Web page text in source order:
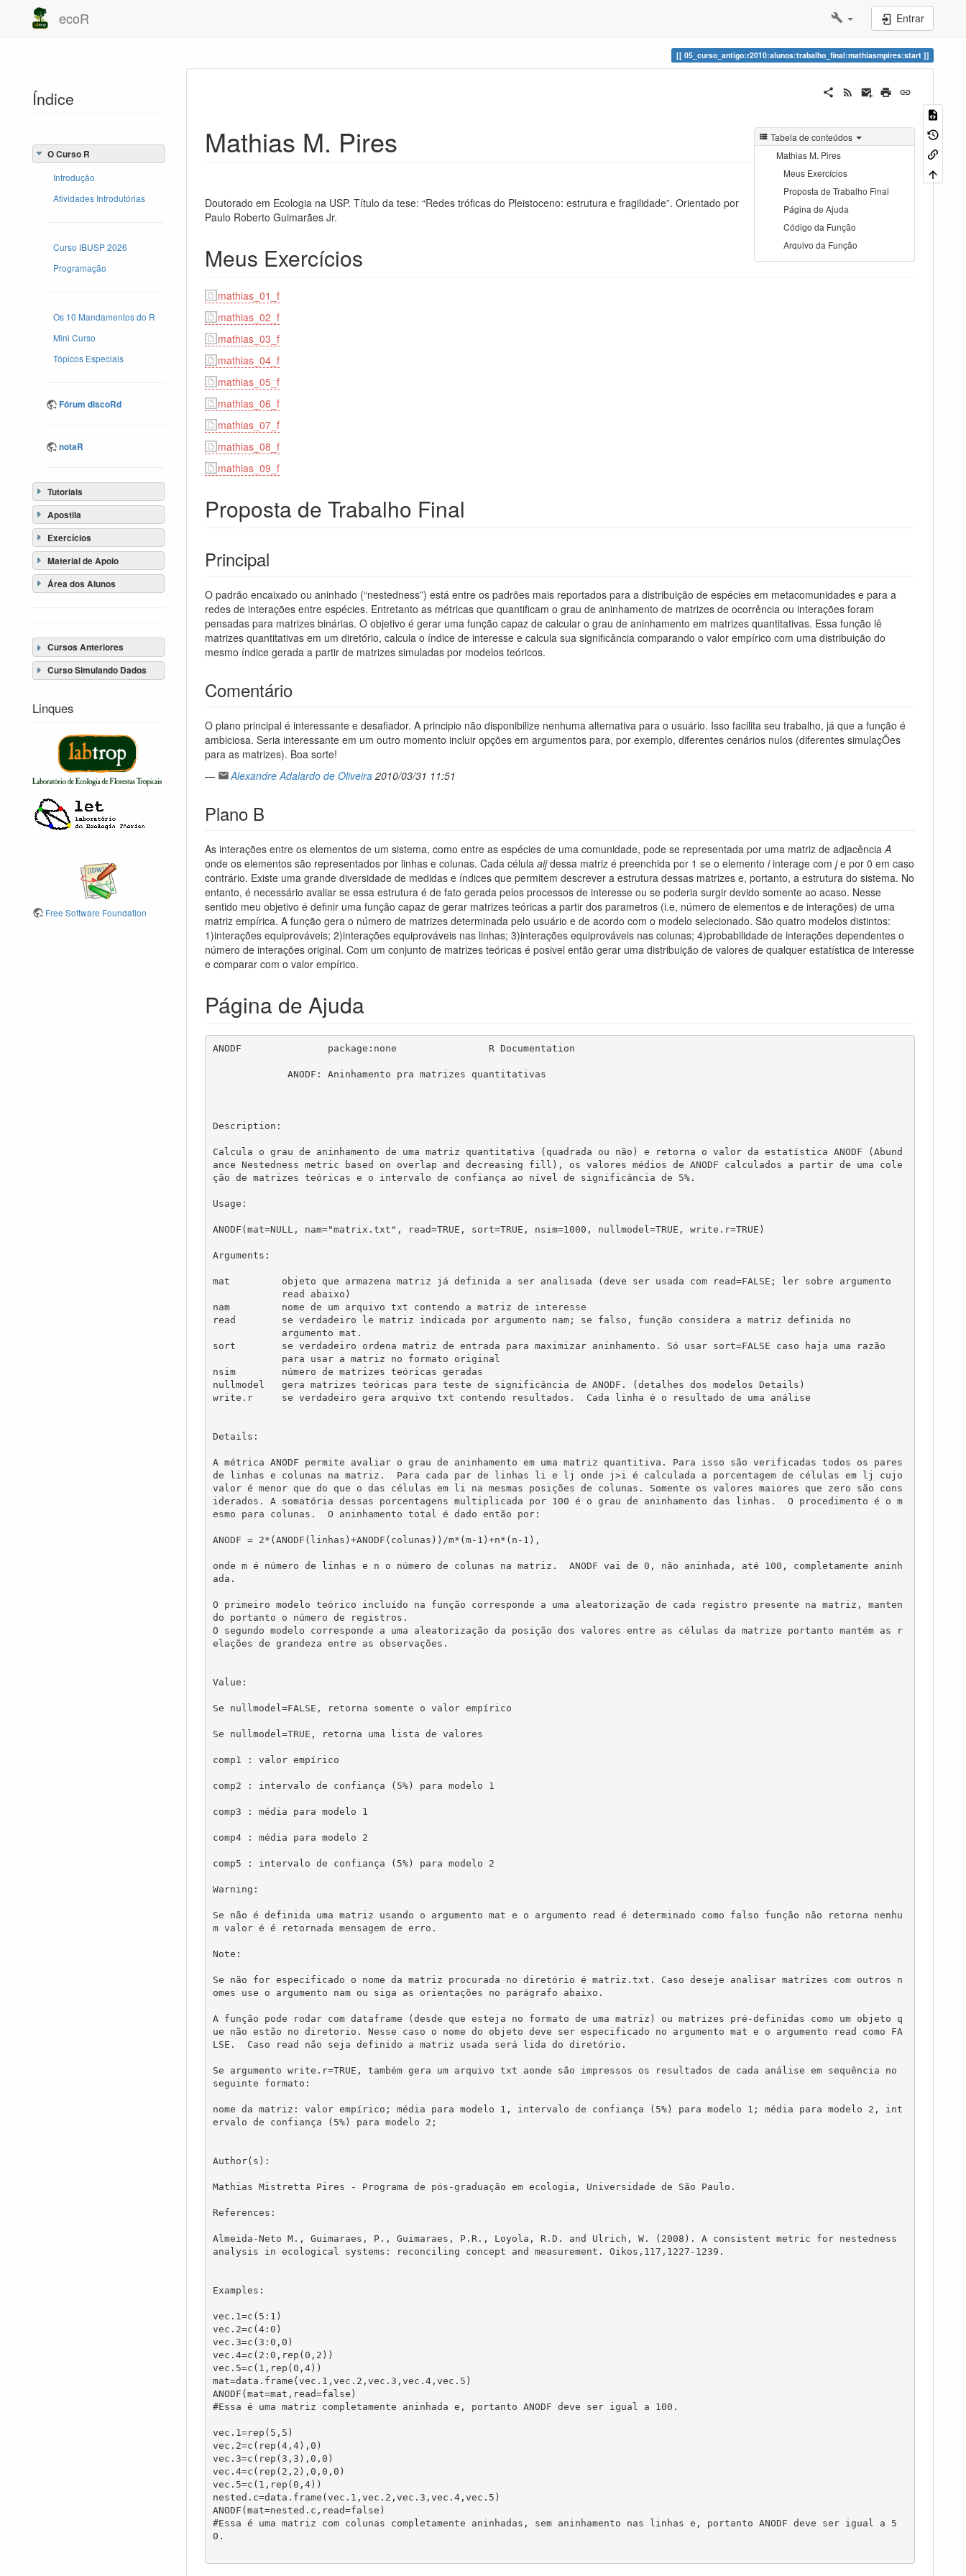
ecoR Entrar
05_curso_antigo:r2010:alunos:trabalho_final:mathiasmpires:start
Índice
O Curso R
Introdução
Atividades Introdutórias
Curso IBUSP 2026
Programação
Os 10 Mandamentos do R
Mini Curso
Tópicos Especiais
Fórum discoRd
notaR
Tutoriais
Apostila
Exercícios
Material de Apoio
Área dos Alunos
Cursos Anteriores
Curso Simulando Dados
Linques
Free Software Foundation
Tabela de conteúdos
Mathias M. Pires
Meus Exercícios
Proposta de Trabalho Final
Página de Ajuda
Código da Função
Arquivo da Função
Mathias M. Pires
Doutorado em Ecologia na USP. Título da tese: “Redes tróficas do Pleistoceno: estrutura e fragilidade”. Orientado por
Paulo Roberto Guimarães Jr.
Meus Exercícios
mathias_01_f
mathias_02_f
mathias_03_f
mathias_04_f
mathias_05_f
mathias_06_f
mathias_07_f
mathias_08_f
mathias_09_f
Proposta de Trabalho Final
Principal
O padrão encaixado ou aninhado (“nestedness”) está entre os padrões mais reportados para a distribuição de espécies em metacomunidades e para a
redes de interações entre espécies. Entretanto as métricas que quantificam o grau de aninhamento de matrizes de ocorrência ou interações foram
pensadas para matrizes binárias. O objetivo é gerar uma função capaz de calcular o grau de aninhamento em matrizes quantitativas. Essa função lê
matrizes quantitativas em um diretório, calcula o índice de interesse e calcula sua significância comparando o valor empírico com uma distribuição do
mesmo índice gerada a partir de matrizes simuladas por modelos teóricos.
Comentário
O plano principal é interessante e desafiador. A principio não disponibilize nenhuma alternativa para o usuário. Isso facilita seu trabalho, já que a função é
ambiciosa. Seria interessante em um outro momento incluir opções em argumentos para, por exemplo, diferentes cenários nulos (diferentes simulaçÕes
para as matrizes). Boa sorte!
—
Alexandre Adalardo de Oliveira 2010/03/31 11:51
Plano B
As interações entre os elementos de um sistema, como entre as espécies de uma comunidade, pode se representada por uma matriz de adjacência A
onde os elementos são representados por linhas e colunas. Cada célula aijdessa matriz é preenchida por 1 se o elemento iinterage com je por 0 em caso
contrário. Existe uma grande diversidade de medidas e índices que permitem descrever a estrutura dessas matrizes e, portanto, a estrutura do sistema. No
entanto, é necessário avaliar se essa estrutura é de fato gerada pelos processos de interesse ou se poderia surgir devido somente ao acaso. Nesse
sentido meu objetivo é definir uma função capaz de gerar matrizes teóricas a partir dos parametros (i.e, número de elementos e de interações) de uma
matriz empírica. A função gera o número de matrizes determinada pelo usuário e de acordo com o modelo selecionado. São quatro modelos distintos:
1)interações equiprováveis; 2)interações equiprováveis nas linhas; 3)interações equiprováveis nas colunas; 4)probabilidade de interações dependentes o
número de interações original. Com um conjunto de matrizes teóricas é posivel então gerar uma distribuição de valores de qualquer estatística de interesse
e comparar com o valor empírico.
Página de Ajuda
ANODF               package:none                R Documentation
Description:
Calcula o grau de aninhamento de uma matriz quantitativa (quadrada ou não) e retorna o valor da estatística ANODF (Abund
ance Nestedness metric based on overlap and decreasing fill), os valores médios de ANODF calculados a partir de uma cole
ção de matrizes teóricas e o intervalo de confiança ao nível de significância de 5%.
Usage:
ANODF(mat=NULL, nam="matrix.txt", read=TRUE, sort=TRUE, nsim=1000, nullmodel=TRUE, write.r=TRUE)
Arguments:
mat         objeto que armazena matriz já definida a ser analisada (deve ser usada com read=FALSE; ler sobre argumento
nam         nome de um arquivo txt contendo a matriz de interesse
read        se verdadeiro le matriz indicada por argumento nam; se falso, função considera a matriz definida no
sort        se verdadeiro ordena matriz de entrada para maximizar aninhamento. Só usar sort=FALSE caso haja uma razão
nsim        número de matrizes teóricas geradas
nullmodel   gera matrizes teóricas para teste de significância de ANODF. (detalhes dos modelos Details)
write.r     se verdadeiro gera arquivo txt contendo resultados.  Cada linha é o resultado de uma análise
Details:
A métrica ANODF permite avaliar o grau de aninhamento em uma matriz quantitiva. Para isso são verificadas todos os pares
de linhas e colunas na matriz.  Para cada par de linhas li e lj onde j>i é calculada a porcentagem de células em lj cujo
valor é menor que do que o das células em li na mesmas posições de colunas. Somente os valores maiores que zero são cons
iderados. A somatória dessas porcentagens multiplicada por 100 é o grau de aninhamento das linhas.  O procedimento é o m
esmo para colunas.  O aninhamento total é dado então por:
ANODF = 2*(ANODF(linhas)+ANODF(colunas))/m*(m-1)+n*(n-1),
onde m é número de linhas e n o número de colunas na matriz.  ANODF vai de 0, não aninhada, até 100, completamente aninh
ada.
O primeiro modelo teórico incluído na função corresponde a uma aleatorização de cada registro presente na matriz, manten
do portanto o número de registros.
O segundo modelo corresponde a uma aleatorização da posição dos valores entre as células da matrize portanto mantém as r
elações de grandeza entre as observações.
Value:
Se nullmodel=FALSE, retorna somente o valor empírico
Se nullmodel=TRUE, retorna uma lista de valores
comp1 : valor empírico
comp2 : intervalo de confiança (5%) para modelo 1
comp3 : média para modelo 1
comp4 : média para modelo 2
comp5 : intervalo de confiança (5%) para modelo 2
Warning:
Se não é definida uma matriz usando o argumento mat e o argumento read é determinado como falso função não retorna nenhu
m valor é é retornada mensagem de erro.
Note:
Se não for especificado o nome da matriz procurada no diretório é matriz.txt. Caso deseje analisar matrizes com outros n
omes use o argumento nam ou siga as orientações no parágrafo abaixo.
A função pode rodar com dataframe (desde que esteja no formato de uma matriz) ou matrizes pré-definidas como um objeto q
ue não estão no diretorio. Nesse caso o nome do objeto deve ser especificado no argumento mat e o argumento read como FA
LSE.  Caso read não seja definido a matriz usada será lida do diretório.
Se argumento write.r=TRUE, também gera um arquivo txt aonde são impressos os resultados de cada análise em sequência no
seguinte formato:
nome da matriz: valor empírico; média para modelo 1, intervalo de confiança (5%) para modelo 1; média para modelo 2, int
ervalo de confiança (5%) para modelo 2;
Author(s):
Mathias Mistretta Pires - Programa de pós-graduação em ecologia, Universidade de São Paulo.
References:
Almeida-Neto M., Guimaraes, P., Guimaraes, P.R., Loyola, R.D. and Ulrich, W. (2008). A consistent metric for nestedness
analysis in ecological systems: reconciling concept and measurement. Oikos,117,1227-1239.
Examples:
vec.1=c(5:1)
vec.2=c(4:0)
vec.3=c(3:0,0)
vec.4=c(2:0,rep(0,2))
vec.5=c(1,rep(0,4))
mat=data.frame(vec.1,vec.2,vec.3,vec.4,vec.5)
ANODF(mat=mat,read=false)
#Essa é uma matriz completamente aninhada e, portanto ANODF deve ser igual a 100.
vec.1=rep(5,5)
vec.2=c(rep(4,4),0)
vec.3=c(rep(3,3),0,0)
vec.4=c(rep(2,2),0,0,0)
vec.5=c(1,rep(0,4))
nested.c=data.frame(vec.1,vec.2,vec.3,vec.4,vec.5)
ANODF(mat=nested.c,read=false)
#Essa é uma matriz com colunas completamente aninhadas, sem aninhamento nas linhas e, portanto ANODF deve ser igual a 5
0.